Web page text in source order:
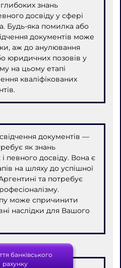
знань
досвіду у сфері
Будь-яка помилка або
документів може
аж до анулювання
юридичних позовів у
на цьому етапі
кваліфікованих
документів —
як знань
певного досвіду. Вона є
на шляху до успішної
та потребує
може спричинити
наслідки для Вашого
банківського
рахунку